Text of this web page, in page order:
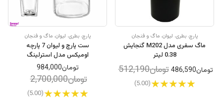
پارچ، بطری، لیوان، ماگ و فنجان
ماگ سفری مدل M202 گنجایش
0.38 لیتر
تومان486,590 تومان512,190
(5.00)
پارچ، بطری، لیوان، ماگ و فنجان
ست پارچ و لیوان 7 پارچه
اومیکس مدل استرلینگ
تومان984,000
تومان2,700,000
(5.00)